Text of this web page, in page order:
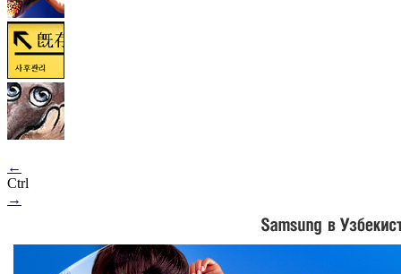
←
Ctrl
→